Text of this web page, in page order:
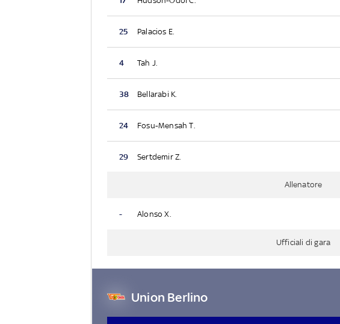
25 Palacios E.
4 Tah J.
38 Bellarabi K.
24 Fosu-Mensah T.
29 Sertdemir Z.
Allenatore
- Alonso X.
Ufficiali di gara
Union Berlino